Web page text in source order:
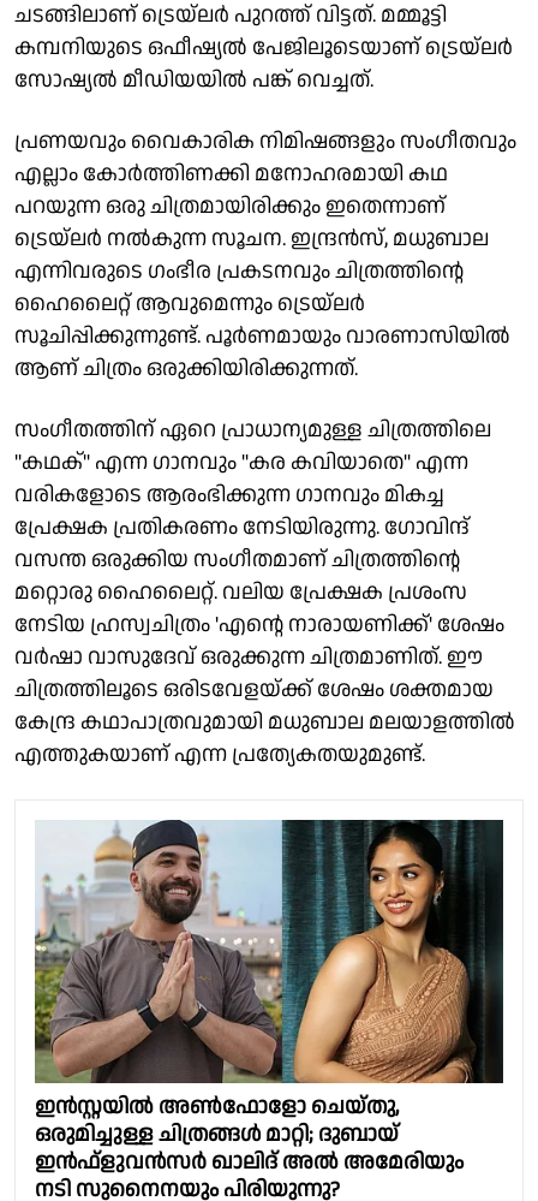
ചടങ്ങിലാണ് ട്രെയ്‌ലർ പുറത്ത് വിട്ടത്. മമ്മൂട്ടി
കമ്പനിയുടെ ഒഫീഷ്യൽ പേജിലൂടെയാണ് ട്രെയ്‌ലർ
സോഷ്യൽ മീഡിയയിൽ പങ്ക് വെച്ചത്.
പ്രണയവും വൈകാരിക നിമിഷങ്ങളും സംഗീതവും
എല്ലാം കോർത്തിണക്കി മനോഹരമായി കഥ
പറയുന്ന ഒരു ചിത്രമായിരിക്കും ഇതെന്നാണ്
ട്രെയ്‌ലർ നൽകുന്ന സൂചന. ഇന്ദ്രൻസ്, മധുബാല
എന്നിവരുടെ ഗംഭീര പ്രകടനവും ചിത്രത്തിൻ്റെ
ഹൈലൈറ്റ് ആവുമെന്നും ട്രെയ്‌ലർ
സൂചിപ്പിക്കുന്നുണ്ട്. പൂർണമായും വാരണാസിയിൽ
ആണ് ചിത്രം ഒരുക്കിയിരിക്കുന്നത്.
സംഗീതത്തിന് ഏറെ പ്രാധാന്യമുള്ള ചിത്രത്തിലെ
"കഥക്" എന്ന ഗാനവും "കര കവിയാതെ" എന്ന
വരികളോടെ ആരംഭിക്കുന്ന ഗാനവും മികച്ച
പ്രേക്ഷക പ്രതികരണം നേടിയിരുന്നു. ഗോവിന്ദ്
വസന്ത ഒരുക്കിയ സംഗീതമാണ് ചിത്രത്തിൻ്റെ
മറ്റൊരു ഹൈലൈറ്റ്. വലിയ പ്രേക്ഷക പ്രശംസ
നേടിയ ഹ്രസ്വചിത്രം 'എന്റെ നാരായണിക്ക്' ശേഷം
വർഷാ വാസുദേവ് ഒരുക്കുന്ന ചിത്രമാണിത്. ഈ
ചിത്രത്തിലൂടെ ഒരിടവേളയ്ക്ക് ശേഷം ശക്തമായ
കേന്ദ്ര കഥാപാത്രവുമായി മധുബാല മലയാളത്തിൽ
എത്തുകയാണ് എന്ന പ്രത്യേകതയുമുണ്ട്.
ഇൻസ്റ്റയിൽ അൺഫോളോ ചെയ്തു,
ഒരുമിച്ചുള്ള ചിത്രങ്ങൾ മാറ്റി; ദുബായ്
ഇൻഫ്‌ളുവൻസർ ഖാലിദ് അൽ അമേരിയും
നടി സുനൈനയും പിരിയുന്നു?